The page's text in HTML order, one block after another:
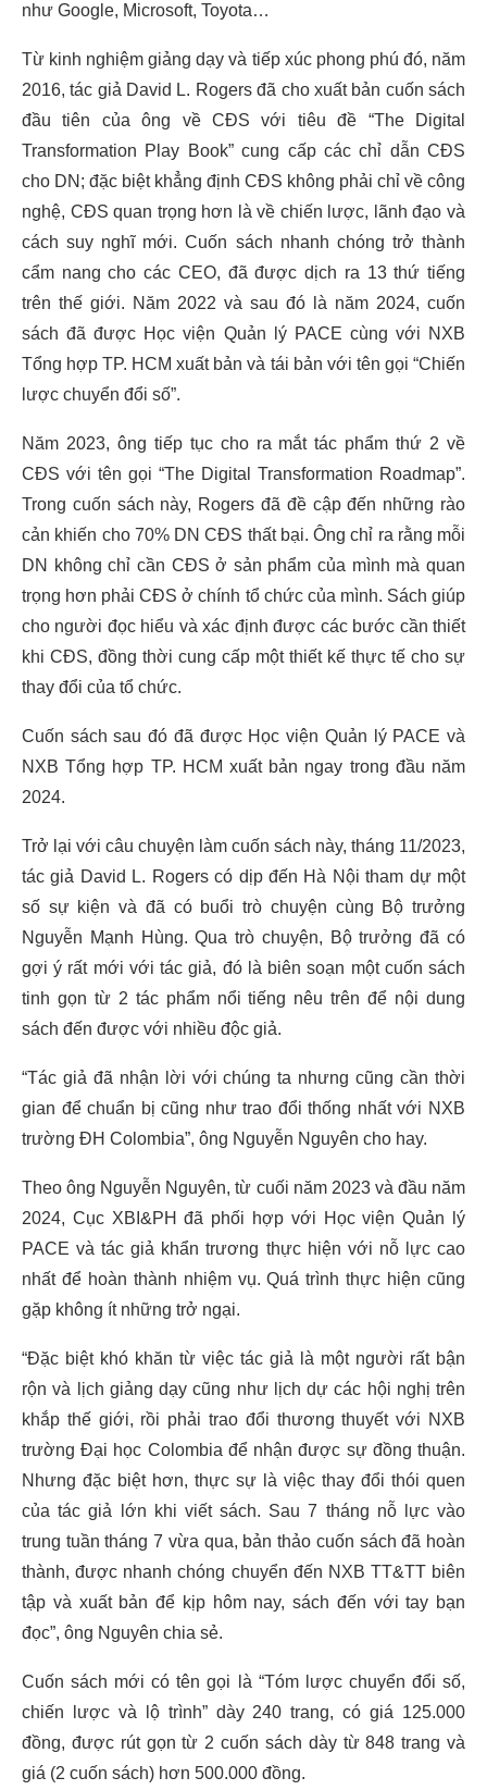
như Google, Microsoft, Toyota…
Từ kinh nghiệm giảng dạy và tiếp xúc phong phú đó, năm
2016, tác giả David L. Rogers đã cho xuất bản cuốn sách
đầu tiên của ông về CĐS với tiêu đề “The Digital
Transformation Play Book” cung cấp các chỉ dẫn CĐS
cho DN; đặc biệt khẳng định CĐS không phải chỉ về công
nghệ, CĐS quan trọng hơn là về chiến lược, lãnh đạo và
cách suy nghĩ mới. Cuốn sách nhanh chóng trở thành
cẩm nang cho các CEO, đã được dịch ra 13 thứ tiếng
trên thế giới. Năm 2022 và sau đó là năm 2024, cuốn
sách đã được Học viện Quản lý PACE cùng với NXB
Tổng hợp TP. HCM xuất bản và tái bản với tên gọi “Chiến
lược chuyển đổi số”.
Năm 2023, ông tiếp tục cho ra mắt tác phẩm thứ 2 về
CĐS với tên gọi “The Digital Transformation Roadmap”.
Trong cuốn sách này, Rogers đã đề cập đến những rào
cản khiến cho 70% DN CĐS thất bại. Ông chỉ ra rằng mỗi
DN không chỉ cần CĐS ở sản phẩm của mình mà quan
trọng hơn phải CĐS ở chính tổ chức của mình. Sách giúp
cho người đọc hiểu và xác định được các bước cần thiết
khi CĐS, đồng thời cung cấp một thiết kế thực tế cho sự
thay đổi của tổ chức.
Cuốn sách sau đó đã được Học viện Quản lý PACE và
NXB Tổng hợp TP. HCM xuất bản ngay trong đầu năm
2024.
Trở lại với câu chuyện làm cuốn sách này, tháng 11/2023,
tác giả David L. Rogers có dịp đến Hà Nội tham dự một
số sự kiện và đã có buổi trò chuyện cùng Bộ trưởng
Nguyễn Mạnh Hùng. Qua trò chuyện, Bộ trưởng đã có
gợi ý rất mới với tác giả, đó là biên soạn một cuốn sách
tinh gọn từ 2 tác phẩm nổi tiếng nêu trên để nội dung
sách đến được với nhiều độc giả.
“Tác giả đã nhận lời với chúng ta nhưng cũng cần thời
gian để chuẩn bị cũng như trao đổi thống nhất với NXB
trường ĐH Colombia”, ông Nguyễn Nguyên cho hay.
Theo ông Nguyễn Nguyên, từ cuối năm 2023 và đầu năm
2024, Cục XBI&PH đã phối hợp với Học viện Quản lý
PACE và tác giả khẩn trương thực hiện với nỗ lực cao
nhất để hoàn thành nhiệm vụ. Quá trình thực hiện cũng
gặp không ít những trở ngại.
“Đặc biệt khó khăn từ việc tác giả là một người rất bận
rộn và lịch giảng dạy cũng như lịch dự các hội nghị trên
khắp thế giới, rồi phải trao đổi thương thuyết với NXB
trường Đại học Colombia để nhận được sự đồng thuận.
Nhưng đặc biệt hơn, thực sự là việc thay đổi thói quen
của tác giả lớn khi viết sách. Sau 7 tháng nỗ lực vào
trung tuần tháng 7 vừa qua, bản thảo cuốn sách đã hoàn
thành, được nhanh chóng chuyển đến NXB TT&TT biên
tập và xuất bản để kịp hôm nay, sách đến với tay bạn
đọc”, ông Nguyên chia sẻ.
Cuốn sách mới có tên gọi là “Tóm lược chuyển đổi số,
chiến lược và lộ trình” dày 240 trang, có giá 125.000
đồng, được rút gọn từ 2 cuốn sách dày từ 848 trang và
giá (2 cuốn sách) hơn 500.000 đồng.